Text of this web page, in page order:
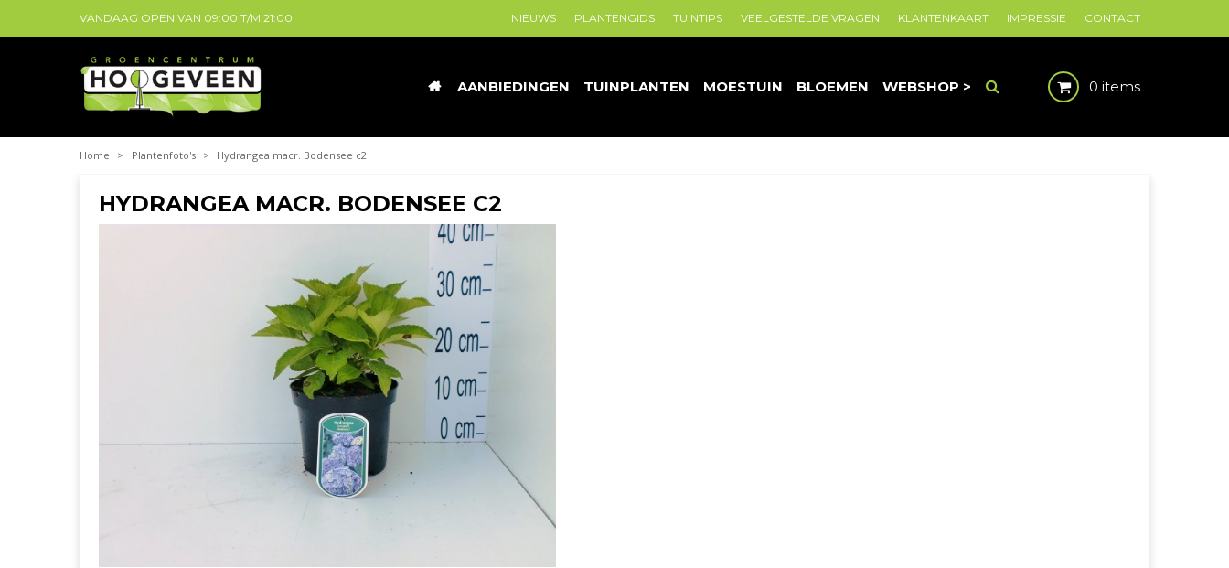
Home > Plantenfoto's > Hydrangea macr. Bodensee c2
VANDAAG OPEN VAN 09:00 T/M 21:00
AANBIEDINGEN TUINPLANTEN MOESTUIN BLOEMEN WEBSHOP >
NIEUWS PLANTENGIDS TUINTIPS VEELGESTELDE VRAGEN KLANTENKAART IMPRESSIE CONTACT
0 items
HYDRANGEA MACR. BODENSEE C2